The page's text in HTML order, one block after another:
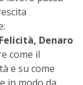
Denaro
come il
e su come
in modo da